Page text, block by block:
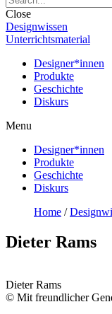
Close
Designwissen
Unterrichtsmaterial
Designer*innen
Produkte
Geschichte
Diskurs
Menu
Designer*innen
Produkte
Geschichte
Diskurs
Home /
Dieter Rams
Dieter Rams
© Mit freundlicher